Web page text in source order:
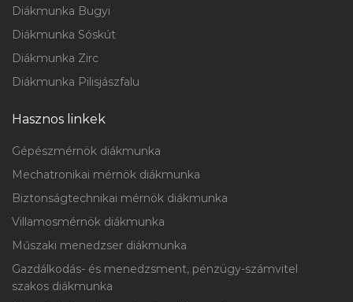
Diákmunka Bugyi
Diákmunka Sóskút
Diákmunka Zirc
Diákmunka Pilisjászfalu
Hasznos linkek
Gépészmérnök diákmunka
Mechatronikai mérnök diákmunka
Biztonságtechnikai mérnök diákmunka
Villamosmérnök diákmunka
Műszaki menedzser diákmunka
Gazdálkodás- és menedzsment, pénzügy-számvitel
szakos diákmunka